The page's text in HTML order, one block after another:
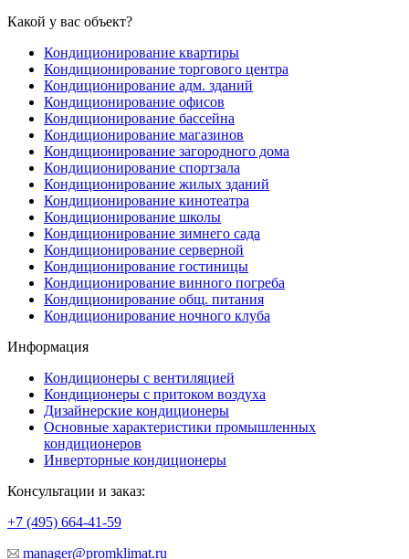
Какой у вас объект?
Кондиционирование квартиры
Кондиционирование торгового центра
Кондиционирование адм. зданий
Кондиционирование офисов
Кондиционирование бассейна
Кондиционирование магазинов
Кондиционирование загородного дома
Кондиционирование спортзала
Кондиционирование жилых зданий
Кондиционирование кинотеатра
Кондиционирование школы
Кондиционирование зимнего сада
Кондиционирование серверной
Кондиционирование гостиницы
Кондиционирование винного погреба
Кондиционирование общ. питания
Кондиционирование ночного клуба
Информация
Кондиционеры с вентиляцией
Кондиционеры с притоком воздуха
Дизайнерские кондиционеры
Основные характеристики промышленных
кондиционеров
Инверторные кондиционеры
Консультации и заказ:
+7 (495) 664-41-59
manager@promklimat.ru